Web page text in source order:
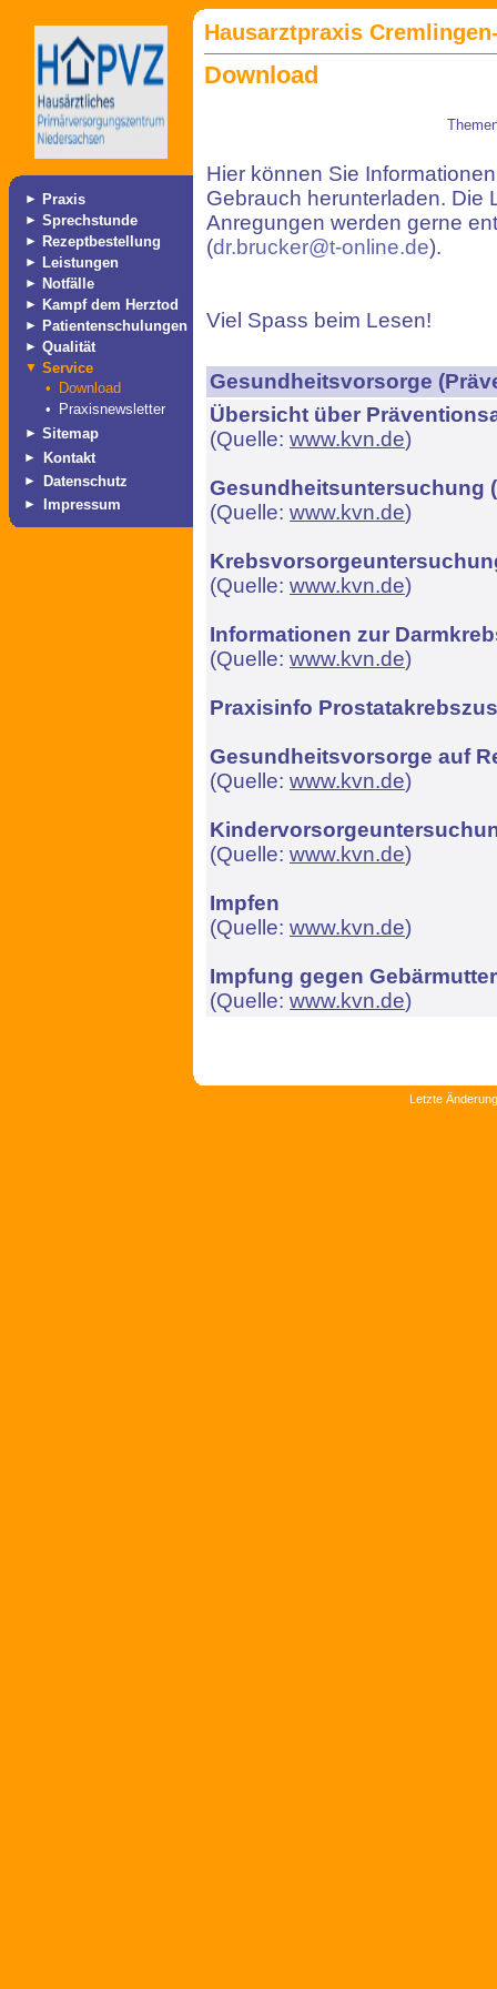
► Praxis
► Sprechstunde
► Rezeptbestellung
► Leistungen
► Notfälle
► Kampf dem Herztod
► Patientenschulungen
► Qualität
▼ Service
•
Download
•
Praxisnewsletter
► Sitemap
► Kontakt
► Datenschutz
► Impressum
Hausarztpraxis
Download
Hier können Sie
Gebrauch herunterladen. Die
Anregungen werden gerne
(dr.brucker@t-online.de).
Viel Spass beim Lesen!
Gesundheitsvorsorge
Übersicht über
(Quelle: www.kvn.de)
Gesundheitsuntersuchung
(Quelle: www.kvn.de)
(Quelle: www.kvn.de)
Informationen zur
(Quelle: www.kvn.de)
Praxisinfo
Gesundheitsvorsorge auf
(Quelle: www.kvn.de)
(Quelle: www.kvn.de)
Impfen
(Quelle: www.kvn.de)
Impfung gegen
(Quelle: www.kvn.de)
Letzte